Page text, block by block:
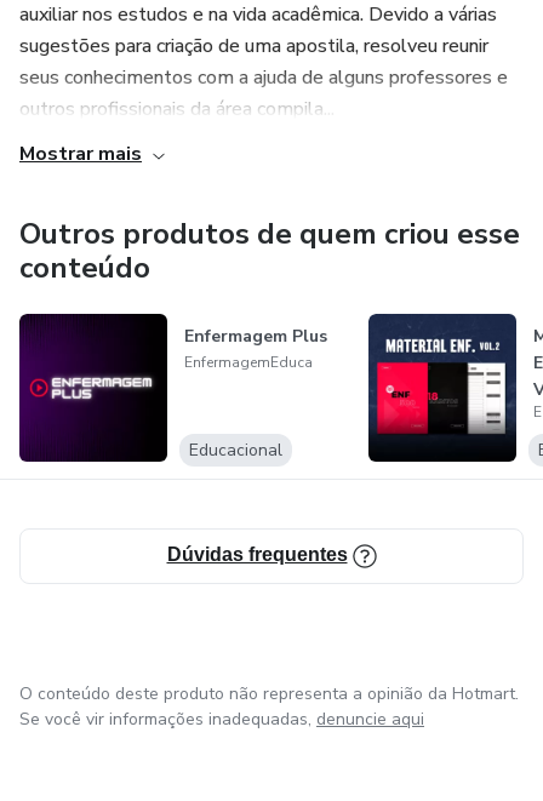
auxiliar nos estudos e na vida acadêmica. Devido a várias
sugestões para criação de uma apostila, resolveu reunir
seus conhecimentos com a ajuda de alguns professores e
outros profissionais da área compila...
Mostrar mais
Outros produtos de quem criou esse
conteúdo
Enfermagem Plus
EnfermagemEduca
Educacional
Dúvidas frequentes
O conteúdo deste produto não representa a opinião da Hotmart.
Se você vir informações inadequadas, denuncie aqui